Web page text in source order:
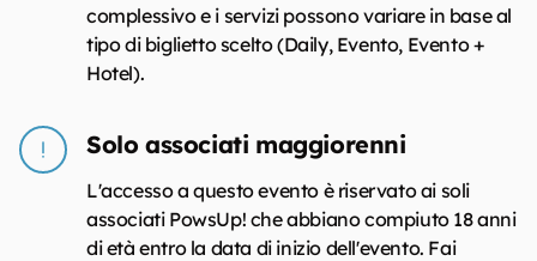
complessivo e i servizi possono variare in base al
tipo di biglietto scelto (Daily, Evento, Evento +
Hotel).
Solo associati maggiorenni
L'accesso a questo evento è riservato ai soli
associati PowsUp! che abbiano compiuto 18 anni
di età entro la data di inizio dell'evento. Fai